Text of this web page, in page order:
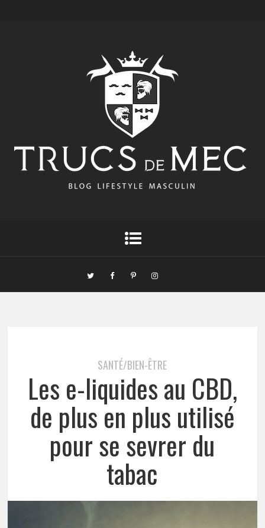
SANTÉ/BIEN-ÊTRE
Les e-liquides au CBD,
de plus en plus utilisé
pour se sevrer du
tabac